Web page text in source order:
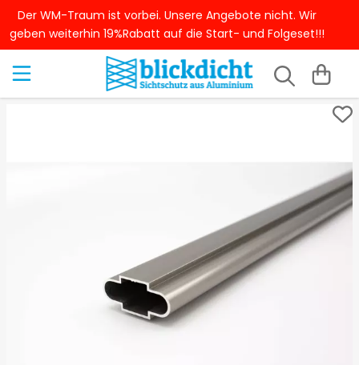
Der WM-Traum ist vorbei. Unsere Angebote nicht. Wir
geben weiterhin 19%Rabatt auf die Start- und Folgeset!!!
Aluzaun Sichtschutz